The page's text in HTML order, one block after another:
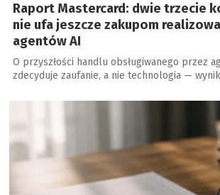
Raport Mastercard: dwie trzecie
nie ufa jeszcze zakupom
agentów AI
O przyszłości handlu obsługiwanego przez
zdecyduje zaufanie, a nie technologia —
a